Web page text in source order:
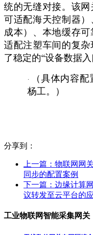
统的无缝对接。该
可适配海天控制器
成本）、本地缓存
适配注塑车间的复
了稳定的“设备数据入
·
（具体内容
杨工。）
分享到：
上一篇： 物联网网
同步的配置案例
下一篇： 边缘计算
议转发至云平台的
工业物联网智能采集网关